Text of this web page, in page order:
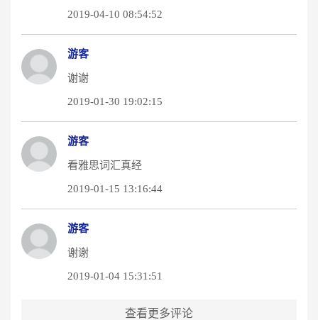
2019-04-10 08:54:52
游客
谢谢
2019-01-30 19:02:15
游客
看雅思词汇真经
2019-01-15 13:16:44
游客
谢谢
2019-01-04 15:31:51
查看更多评论